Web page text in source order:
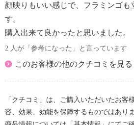
顔映りもいい感じで、フラミンゴも
す。
購入出来て良かったと思いました。
2 人が「参考になった」と言っています
このお客様の他のクチコミを見る
「クチコミ」は、ご購入いただいたお客
容、効果、効能を保障するものではありま